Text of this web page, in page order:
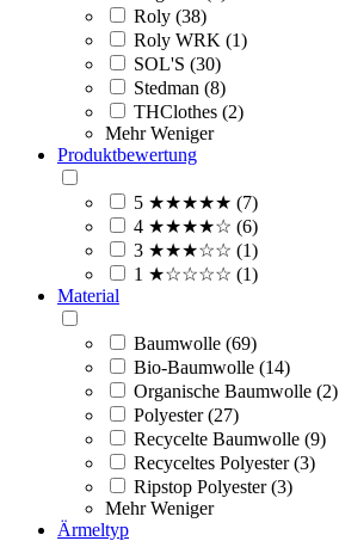
Roly (38)
Roly WRK (1)
SOL'S (30)
Stedman (8)
THClothes (2)
Mehr Weniger
Produktbewertung
5 ★★★★★ (7)
4 ★★★★☆ (6)
3 ★★★☆☆ (1)
1 ★☆☆☆☆ (1)
Material
Baumwolle (69)
Bio-Baumwolle (14)
Organische Baumwolle (2)
Polyester (27)
Recycelte Baumwolle (9)
Recyceltes Polyester (3)
Ripstop Polyester (3)
Mehr Weniger
Ärmeltyp